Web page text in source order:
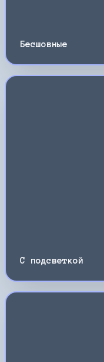
Бесшовные
С подсветкой